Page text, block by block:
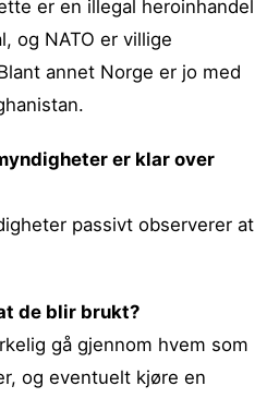
er en illegal heroinhandel
og NATO er villige
annet Norge er jo med
er klar over
passivt observerer at
de blir brukt?
gå gjennom hvem som
og eventuelt kjøre en